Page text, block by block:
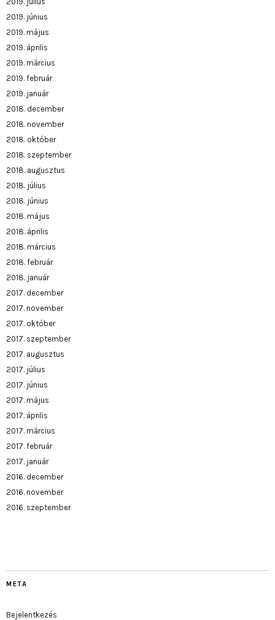
2019. június
2019. május
2019. április
2019. március
2019. február
2019. január
2018. december
2018. november
2018. október
2018. szeptember
2018. augusztus
2018. július
2018. június
2018. május
2018. április
2018. március
2018. február
2018. január
2017. december
2017. november
2017. október
2017. szeptember
2017. augusztus
2017. július
2017. június
2017. május
2017. április
2017. március
2017. február
2017. január
2016. december
2016. november
2016. szeptember
META
Bejelentkezés